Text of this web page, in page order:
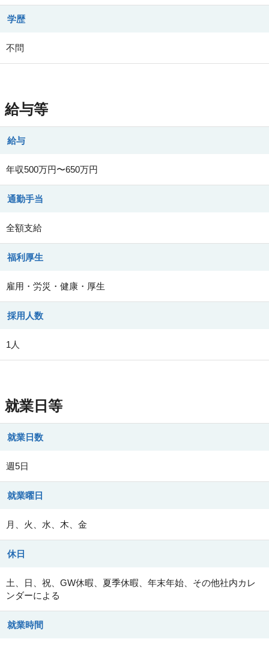
学歴
不問
給与等
給与
年収500万円〜650万円
通勤手当
全額支給
福利厚生
雇用・労災・健康・厚生
採用人数
1人
就業日等
就業日数
週5日
就業曜日
月、火、水、木、金
休日
土、日、祝、GW休暇、夏季休暇、年末年始、その他社内カレ
ンダーによる
就業時間